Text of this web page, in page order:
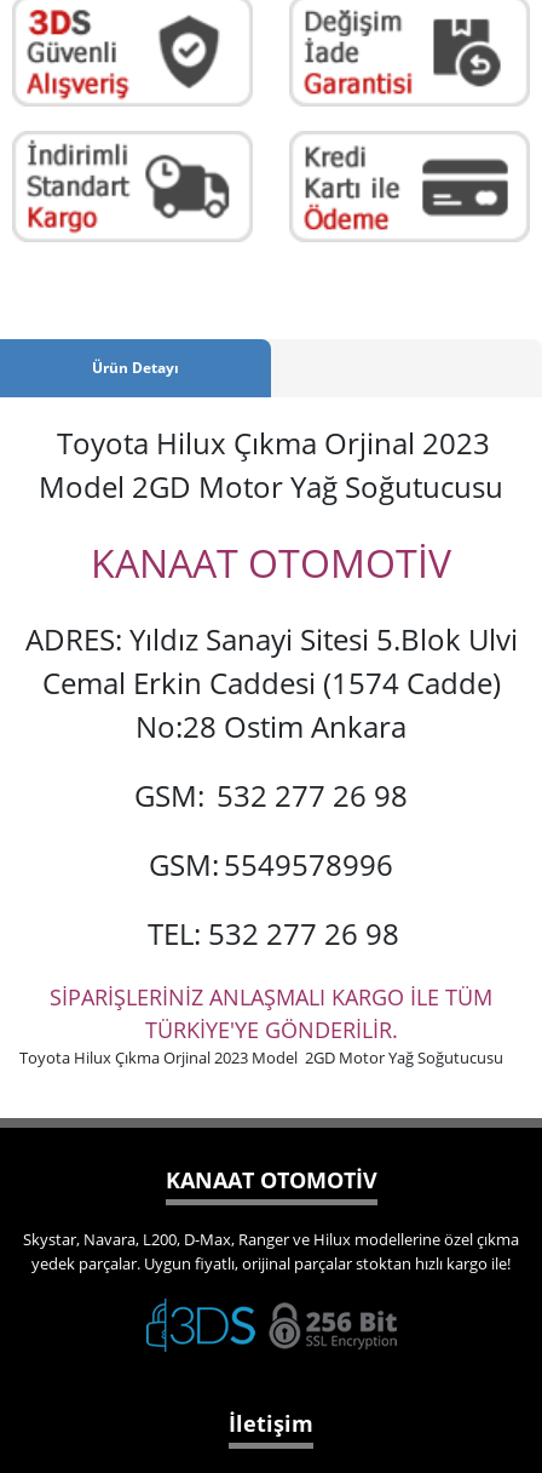
Ürün Detayı
Toyota Hilux Çıkma Orjinal 2023
Model 2GD Motor Yağ Soğutucusu
KANAAT OTOMOTİV
ADRES: Yıldız Sanayi Sitesi 5.Blok Ulvi
Cemal Erkin Caddesi (1574 Cadde)
No:28 Ostim Ankara
GSM: 532 277 26 98
GSM:5549578996
TEL: 532 277 26 98
SİPARİŞLERİNİZ ANLAŞMALI KARGO İLE TÜM
TÜRKİYE'YE GÖNDERİLİR.
Toyota Hilux Çıkma Orjinal 2023 Model 2GD Motor Yağ Soğutucusu
KANAAT OTOMOTİV
Skystar, Navara, L200, D-Max, Ranger ve Hilux modellerine özel çıkma
yedek parçalar. Uygun fiyatlı, orijinal parçalar stoktan hızlı kargo ile!
İletişim